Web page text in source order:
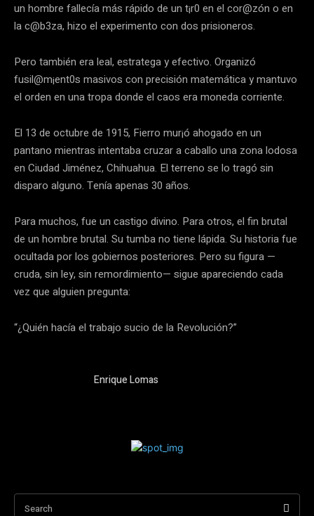
un hombre fallecía más rápido de un t¡r0 en el cor@zón o en
la c@b3za, hizo el experimento con dos prisioneros.
Pero también era leal, estratega y efectivo. Organizó
fusil@m¡ent0s masivos con precisión matemática y mantuvo
el orden en una tropa donde el caos era moneda corriente.
El 13 de octubre de 1915, Fierro mur¡ó ahogado en un
pantano mientras intentaba cruzar a caballo una zona lodosa
en Ciudad Jiménez, Chihuahua. El terreno se lo tragó sin
disparo alguno. Tenía apenas 30 años.
Para muchos, fue un castigo divino. Para otros, el fin brutal
de un hombre brutal. Su tumba no tiene lápida. Su historia fue
ocultada por los gobiernos posteriores. Pero su figura —
cruda, sin ley, sin remordimiento— sigue apareciendo cada
vez que alguien pregunta:
“¿Quién hacía el trabajo sucio de la Revolución?”
Enrique Lomas
Search